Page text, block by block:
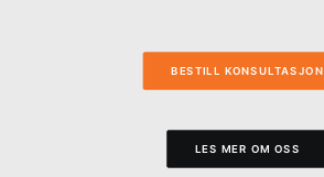
BESTILL KONSULTASJON
LES MER OM OSS